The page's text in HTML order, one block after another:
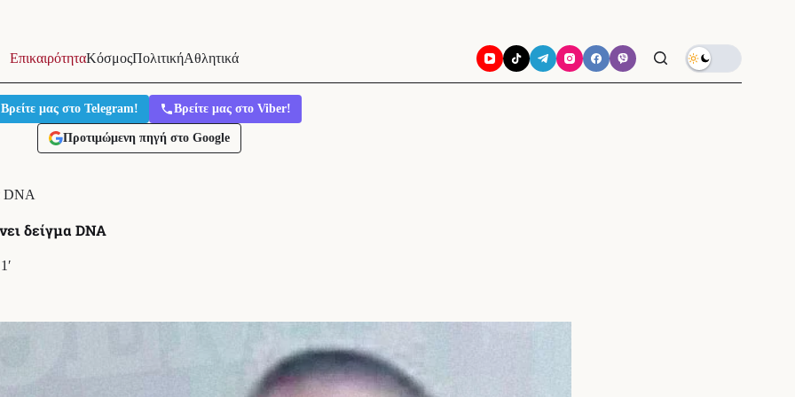
ΕπικαιρότηταΚόσμοςΠολιτικήΑθλητικά
Βρείτε μας στο Telegram! Βρείτε μας στο Viber!
Προτιμώμενη πηγή στο Google
DNA
δείγμα DNA
1′